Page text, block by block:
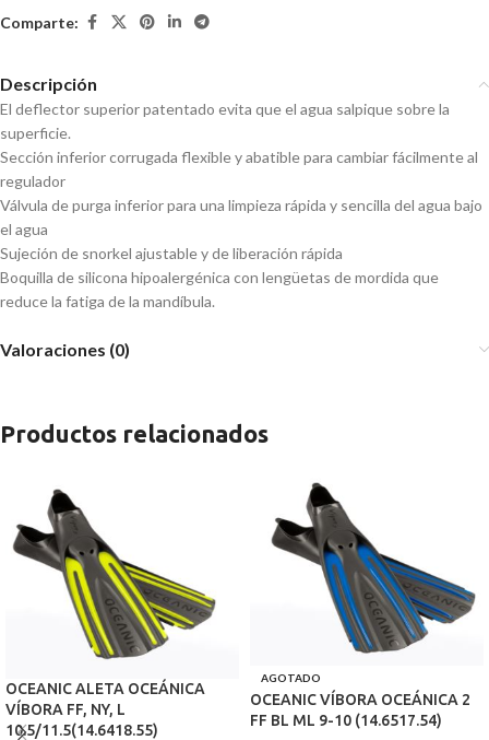
Comparte:
Descripción
El deflector superior patentado evita que el agua salpique sobre la
superficie.
Sección inferior corrugada flexible y abatible para cambiar fácilmente al
regulador
Válvula de purga inferior para una limpieza rápida y sencilla del agua bajo
el agua
Sujeción de snorkel ajustable y de liberación rápida
Boquilla de silicona hipoalergénica con lengüetas de mordida que
reduce la fatiga de la mandíbula.
Valoraciones (0)
Productos relacionados
OCEANIC ALETA OCEÁNICA
VÍBORA FF, NY, L
10.5/11.5(14.6418.55)
AGOTADO
OCEANIC VÍBORA OCEÁNICA 2
FF BL ML 9-10 (14.6517.54)